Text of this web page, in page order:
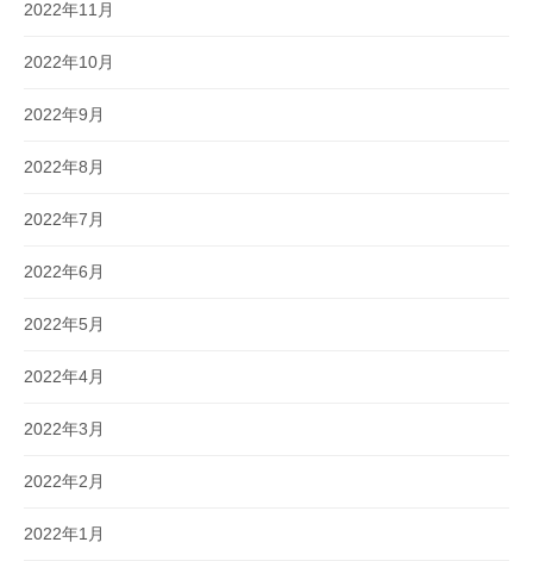
2022年11月
2022年10月
2022年9月
2022年8月
2022年7月
2022年6月
2022年5月
2022年4月
2022年3月
2022年2月
2022年1月